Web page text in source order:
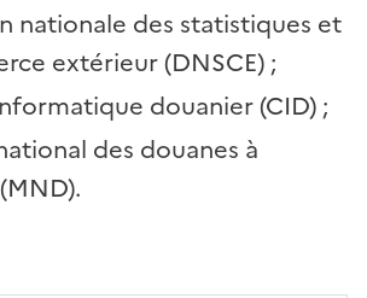
nationale des statistiques et
extérieur (DNSCE) ;
douanier (CID) ;
des douanes à